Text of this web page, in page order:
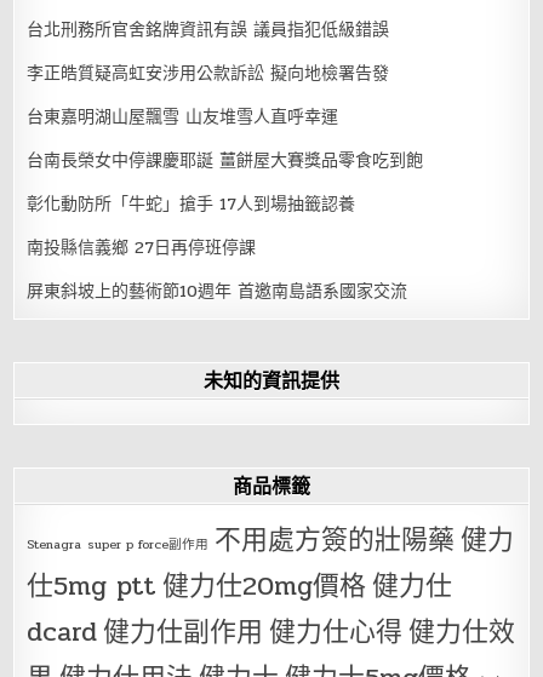
台北刑務所官舍銘牌資訊有誤 議員指犯低級錯誤
李正皓質疑高虹安涉用公款訴訟 擬向地檢署告發
台東嘉明湖山屋飄雪 山友堆雪人直呼幸運
台南長榮女中停課慶耶誕 薑餅屋大賽獎品零食吃到飽
彰化動防所「牛蛇」搶手 17人到場抽籤認養
南投縣信義鄉 27日再停班停課
屏東斜坡上的藝術節10週年 首邀南島語系國家交流
未知的資訊提供
商品標籤
Stenagra super p force副作用 不用處方簽的壯陽藥健力
仕5mg ptt健力仕20mg價格健力仕
dcard健力仕副作用 健力仕心得健力仕效